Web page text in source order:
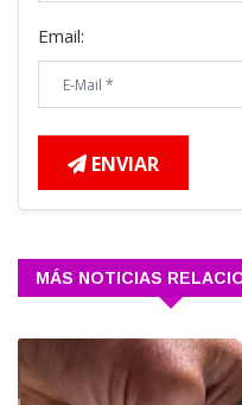
Email:
ENVIAR
MÁS NOTICIAS